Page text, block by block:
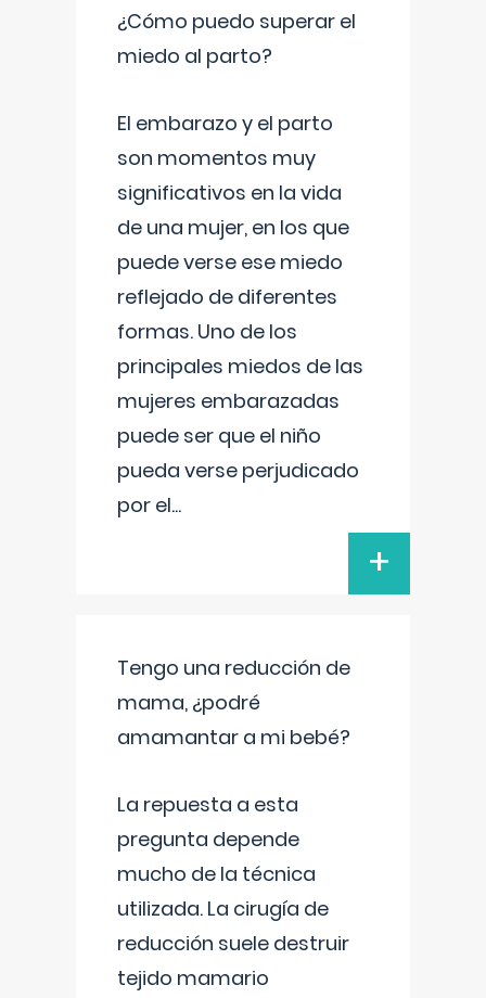
¿Cómo puedo superar el
miedo al parto?
El embarazo y el parto
son momentos muy
significativos en la vida
de una mujer, en los que
puede verse ese miedo
reflejado de diferentes
formas. Uno de los
principales miedos de las
mujeres embarazadas
puede ser que el niño
pueda verse perjudicado
por el...
+
Tengo una reducción de
mama, ¿podré
amamantar a mi bebé?
La repuesta a esta
pregunta depende
mucho de la técnica
utilizada. La cirugía de
reducción suele destruir
tejido mamario